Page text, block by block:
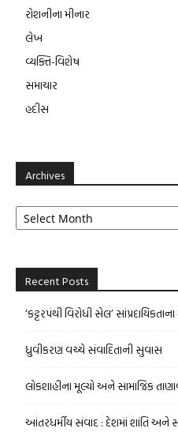
રોશનીના મીનાર
લેખ
વ્યક્તિ-વિશેષ
સમાચાર
હદીસ
Archives
Archives
Recent Posts
‘કટ્ટરપંથી વિરોધી સેલ’
ધ્રુવીકરણ વચ્ચે સંવાદિતાની સુવાસ
લોકશાહીના મૂલ્યો અને સામાજિક
આંતરધર્મીય સંવાદ : દેશમાં શાંતિ અને